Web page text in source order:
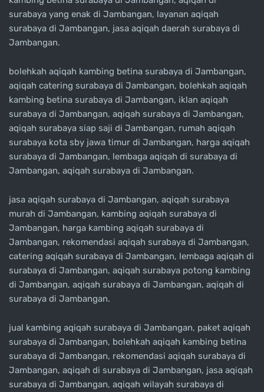
surabaya yang enak di Jambangan, layanan aqiqah
surabaya di Jambangan, jasa aqiqah daerah surabaya di
Jambangan.
bolehkah aqiqah kambing betina surabaya di Jambangan,
aqiqah catering surabaya di Jambangan, bolehkah aqiqah
kambing betina surabaya di Jambangan, iklan aqiqah
surabaya di Jambangan, aqiqah surabaya di Jambangan,
aqiqah surabaya siap saji di Jambangan, rumah aqiqah
surabaya kota sby jawa timur di Jambangan, harga aqiqah
surabaya di Jambangan, lembaga aqiqah di surabaya di
Jambangan, aqiqah surabaya di Jambangan.
jasa aqiqah surabaya di Jambangan, aqiqah surabaya
murah di Jambangan, kambing aqiqah surabaya di
Jambangan, harga kambing aqiqah surabaya di
Jambangan, rekomendasi aqiqah surabaya di Jambangan,
catering aqiqah surabaya di Jambangan, lembaga aqiqah di
surabaya di Jambangan, aqiqah surabaya potong kambing
di Jambangan, aqiqah surabaya di Jambangan, aqiqah di
surabaya di Jambangan.
jual kambing aqiqah surabaya di Jambangan, paket aqiqah
surabaya di Jambangan, bolehkah aqiqah kambing betina
surabaya di Jambangan, rekomendasi aqiqah surabaya di
Jambangan, aqiqah di surabaya di Jambangan, jasa aqiqah
surabaya di Jambangan, aqiqah wilayah surabaya di